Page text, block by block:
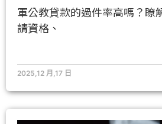
軍公教貸款的過件率高嗎？瞭
請資格、
2025,12 月,17 日